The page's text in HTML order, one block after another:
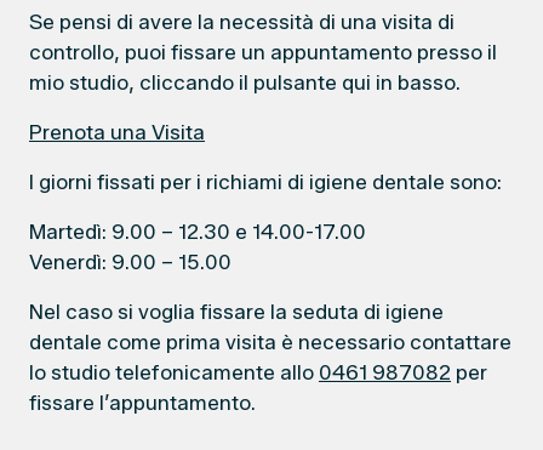
Se pensi di avere la necessità di una visita di
controllo, puoi fissare un appuntamento presso il
mio studio, cliccando il pulsante qui in basso.
Prenota una Visita
I giorni fissati per i richiami di igiene dentale sono:
Martedì: 9.00 – 12.30 e 14.00-17.00
Venerdì: 9.00 – 15.00
Nel caso si voglia fissare la seduta di igiene
dentale come prima visita è necessario contattare
lo studio telefonicamente allo 0461 987082 per
fissare l’appuntamento.